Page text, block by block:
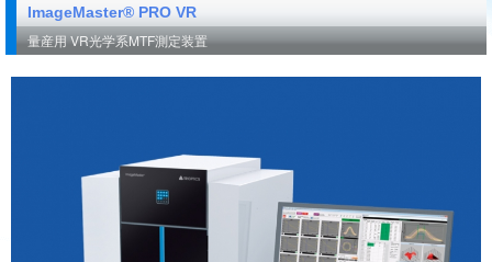
ImageMaster® PRO VR
量産用 VR光学系MTF測定装置